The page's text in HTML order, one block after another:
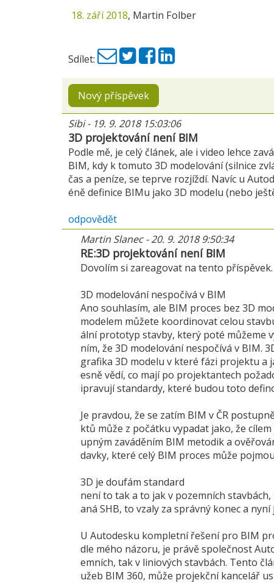
18. září 2018, Martin Folber
Sdílet:
Nový příspěvek
Sibi- 19. 9. 2018 15:03:06
3D projektování není BIM
Podle mě, je celý článek, ale i video lehce
BIM, kdy k tomuto 3D modelování (silnice
čas a peníze, se teprve rozjíždí. Navíc u
éně definice BIMu jako 3D modelu (nebo
odpovědět
Martin Slanec- 20. 9. 2018 9:50:34
RE:3D projektování není BIM
Dovolím si zareagovat na tento příspěvek.
3D modelování nespočívá v BIM
Ano souhlasím, ale BIM proces bez 3D
modelem můžete koordinovat celou
ální prototyp stavby, který poté můžeme
ním, že 3D modelování nespočívá v BIM.
grafika 3D modelu v které fázi projektu a
esně vědí, co mají po projektantech
ipravují standardy, které budou toto
Je pravdou, že se zatím BIM v ČR
ktů může z počátku vypadat jako, že
upným zaváděním BIM metodik a
davky, které celý BIM proces může
3D je doufám standard
není to tak a to jak v pozemních
aná SHB, to vzaly za správný konec a
U Autodesku kompletní řešení pro BIM
dle mého názoru, je právě společnost
emních, tak v liniových stavbách. Tento
užeb BIM 360, může projekční kancelář